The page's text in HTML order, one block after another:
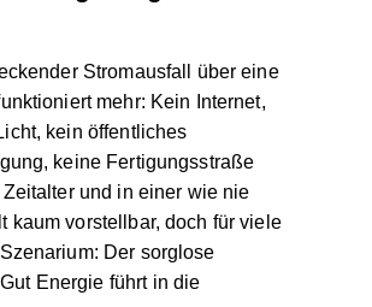
Stromausfall über eine
mehr: Kein Internet,
kein öffentliches
keine Fertigungsstraße
und in einer wie nie
kaum vorstellbar, doch für viele
Der sorglose
Energie führt in die